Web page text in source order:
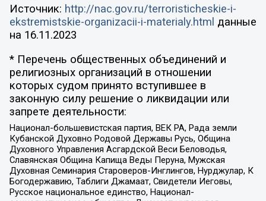
Источник: http://nac.gov.ru/terroristicheskie-i-
ekstremistskie-organizacii-i-materialy.html данные
на 16.11.2023
* Перечень общественных объединений и
религиозных организаций в отношении
которых судом принято вступившее в
законную силу решение о ликвидации или
запрете деятельности:
Национал-большевистская партия, ВЕК РА, Рада земли
Кубанской Духовно Родовой Державы Русь, Община
Духовного Управления Асгардской Веси Беловодья,
Славянская Община Капища Веды Перуна, Мужская
Духовная Семинария Староверов-Инглингов, Нурджулар, К
Богодержавию, Таблиги Джамаат, Свидетели Иеговы,
Русское национальное единство, Национал-